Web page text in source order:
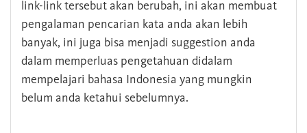
link-link tersebut akan berubah, ini akan membuat
pengalaman pencarian kata anda akan lebih
banyak, ini juga bisa menjadi suggestion anda
dalam memperluas pengetahuan didalam
mempelajari bahasa Indonesia yang mungkin
belum anda ketahui sebelumnya.